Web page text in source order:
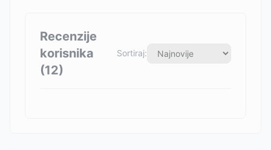
Recenzije
korisnika
(12)
Sortiraj: